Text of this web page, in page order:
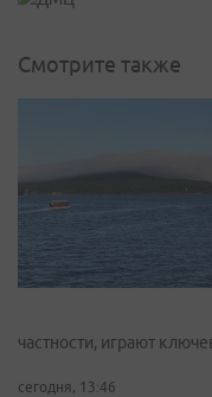
Смотрите также
частности, играют
сегодня, 13:46